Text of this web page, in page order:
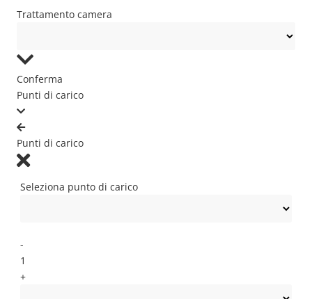
Trattamento camera
Conferma
Punti di carico
Punti di carico
Seleziona punto di carico
-
1
+